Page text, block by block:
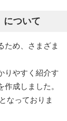
について
ため、さまざま
りやすく紹介す
成しました。
なっておりま